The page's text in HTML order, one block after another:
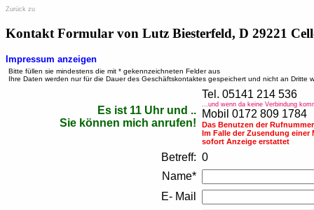
Zurück zu
Kontakt Formular von Lutz Biesterfeld, D 29221
Impressum anzeigen
Bitte füllen sie mindestens die mit * gekennzeichneten Felder aus
Ihre Daten werden nur für die Dauer des Geschäftskontaktes gespeichert und nicht an Dritte
Es ist 11 Uhr und ..
Sie können mich anrufen!
Tel. 05141 214 536
...und wenn da keine Verbindung
Mobil 0172 809 1784
Das Benutzen der
Im Falle der Zusendung einer
sofort Anzeige erstattet
Betreff: 0
Name*
E- Mail